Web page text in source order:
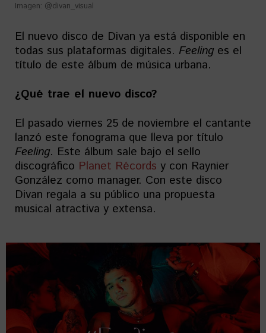
Imagen: @divan_visual
El nuevo disco de Divan ya está disponible en
todas sus plataformas digitales. Feeling es el
título de este álbum de música urbana.
¿Qué trae el nuevo disco?
El pasado viernes 25 de noviembre el cantante
lanzó este fonograma que lleva por título
Feeling. Este álbum sale bajo el sello
discográfico Planet Récords y con Raynier
González como manager. Con este disco
Divan regala a su público una propuesta
musical atractiva y extensa.